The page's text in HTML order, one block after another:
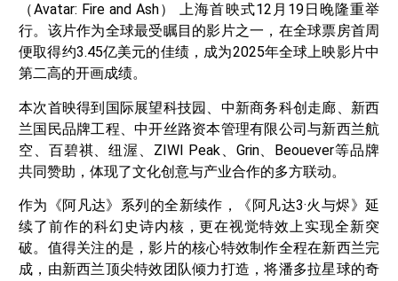
（Avatar: Fire and Ash） 上海首映式12月19日晚隆重举
行。该片作为全球最受瞩目的影片之一，在全球票房首周
便取得约3.45亿美元的佳绩，成为2025年全球上映影片中
第二高的开画成绩。
本次首映得到国际展望科技园、中新商务科创走廊、新西
兰国民品牌工程、中开丝路资本管理有限公司与新西兰航
空、百碧祺、纽渥、ZIWI Peak、Grin、Beouever等品牌
共同赞助，体现了文化创意与产业合作的多方联动。
作为《阿凡达》系列的全新续作，《阿凡达3·火与烬》延
续了前作的科幻史诗内核，更在视觉特效上实现全新突
破。值得关注的是，影片的核心特效制作全程在新西兰完
成，由新西兰顶尖特效团队倾力打造，将潘多拉星球的奇